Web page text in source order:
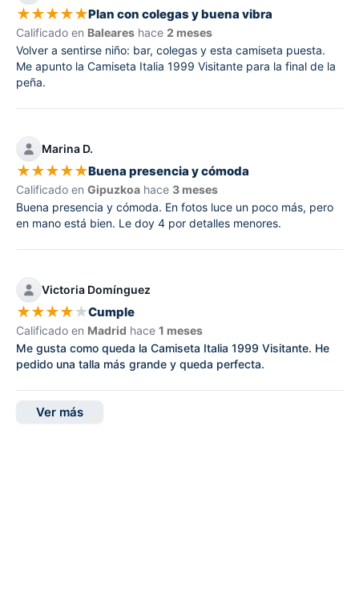
★★★★★Plan con colegas y buena vibra
Calificado en Baleares hace 2 meses
Volver a sentirse niño: bar, colegas y esta camiseta puesta.
Me apunto la Camiseta Italia 1999 Visitante para la final de la
peña.
Marina D.
★★★★★Buena presencia y cómoda
Calificado en Gipuzkoa hace 3 meses
Buena presencia y cómoda. En fotos luce un poco más, pero
en mano está bien. Le doy 4 por detalles menores.
Victoria Domínguez
★★★★★Cumple
Calificado en Madrid hace 1 meses
Me gusta como queda la Camiseta Italia 1999 Visitante. He
pedido una talla más grande y queda perfecta.
Ver más